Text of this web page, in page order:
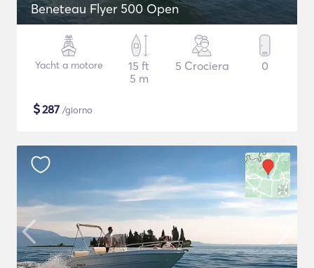
Beneteau Flyer 500 Open
Yacht a motore
15 ft
5 m
5 Crociera 0
$287 /giorno